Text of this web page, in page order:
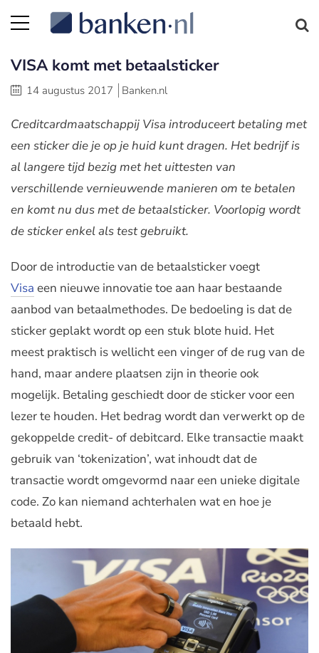
VISA komt met betaalsticker
14 augustus 2017 Banken.nl
Creditcardmaatschappij Visa introduceert betaling met
een sticker die je op je huid kunt dragen. Het bedrijf is
al langere tijd bezig met het uittesten van
verschillende vernieuwende manieren om te betalen
en komt nu dus met de betaalsticker. Voorlopig wordt
de sticker enkel als test gebruikt.
Door de introductie van de betaalsticker voegt
Visa een nieuwe innovatie toe aan haar bestaande
aanbod van betaalmethodes. De bedoeling is dat de
sticker geplakt wordt op een stuk blote huid. Het
meest praktisch is wellicht een vinger of de rug van de
hand, maar andere plaatsen zijn in theorie ook
mogelijk. Betaling geschiedt door de sticker voor een
lezer te houden. Het bedrag wordt dan verwerkt op de
gekoppelde credit- of debitcard. Elke transactie maakt
gebruik van ‘tokenization’, wat inhoudt dat de
transactie wordt omgevormd naar een unieke digitale
code. Zo kan niemand achterhalen wat en hoe je
betaald hebt.